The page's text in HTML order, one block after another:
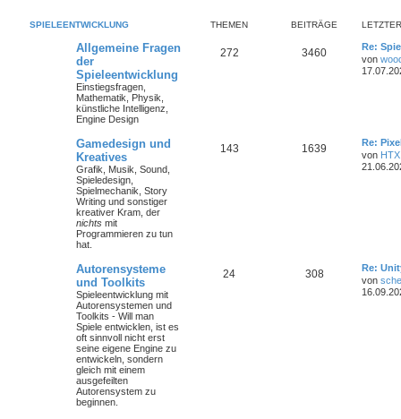
SPIELEENTWICKLUNG THEMEN BEITRÄGE
Allgemeine Fragen
der
Spieleentwicklung
Einstiegsfragen,
Mathematik, Physik,
künstliche Intelligenz,
Engine Design
272 3460
Re:
von
Gamedesign und
Kreatives
Grafik, Musik, Sound,
Spieledesign,
Spielmechanik, Story
Writing und sonstiger
kreativer Kram, der
nichts mit
Programmieren zu tun
hat.
143 1639
Re:
von HTX
Autorensysteme
und Toolkits
Spieleentwicklung mit
Autorensystemen und
Toolkits - Will man
Spiele entwicklen, ist es
oft sinnvoll nicht erst
seine eigene Engine zu
entwickeln, sondern
gleich mit einem
ausgefeilten
Autorensystem zu
beginnen.
24 308
Re:
von